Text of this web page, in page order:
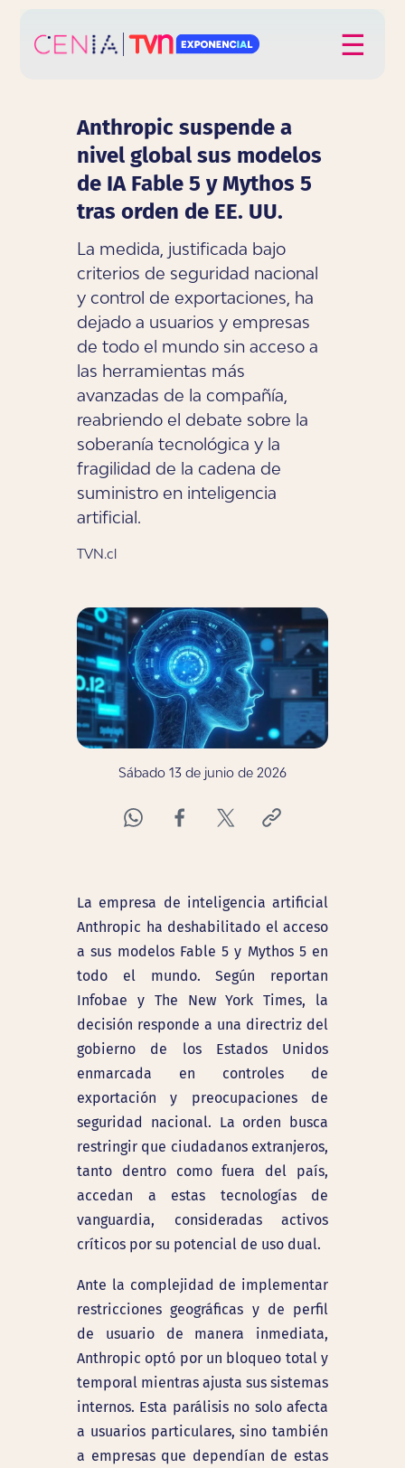
☰
Anthropic suspende a
nivel global sus modelos
de IA Fable 5 y Mythos 5
tras orden de EE. UU.
La medida, justificada bajo
criterios de seguridad nacional
y control de exportaciones, ha
dejado a usuarios y empresas
de todo el mundo sin acceso a
las herramientas más
avanzadas de la compañía,
reabriendo el debate sobre la
soberanía tecnológica y la
fragilidad de la cadena de
suministro en inteligencia
artificial.
TVN.cl
Sábado 13 de junio de 2026
La empresa de inteligencia artificial
Anthropic ha deshabilitado el acceso
a sus modelos Fable 5 y Mythos 5 en
todo el mundo. Según reportan
Infobae y The New York Times, la
decisión responde a una directriz del
gobierno de los Estados Unidos
enmarcada en controles de
exportación y preocupaciones de
seguridad nacional. La orden busca
restringir que ciudadanos extranjeros,
tanto dentro como fuera del país,
accedan a estas tecnologías de
vanguardia, consideradas activos
críticos por su potencial de uso dual.
Ante la complejidad de implementar
restricciones geográficas y de perfil
de usuario de manera inmediata,
Anthropic optó por un bloqueo total y
temporal mientras ajusta sus sistemas
internos. Esta parálisis no solo afecta
a usuarios particulares, sino también
a empresas que dependían de estas